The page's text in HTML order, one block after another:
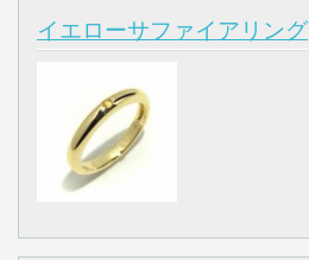
イエローサファイアリング